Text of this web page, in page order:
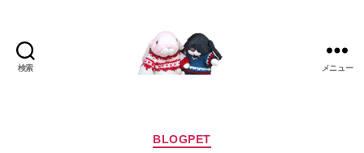
検索
ぴ
メニュー
カ
BLOGPET